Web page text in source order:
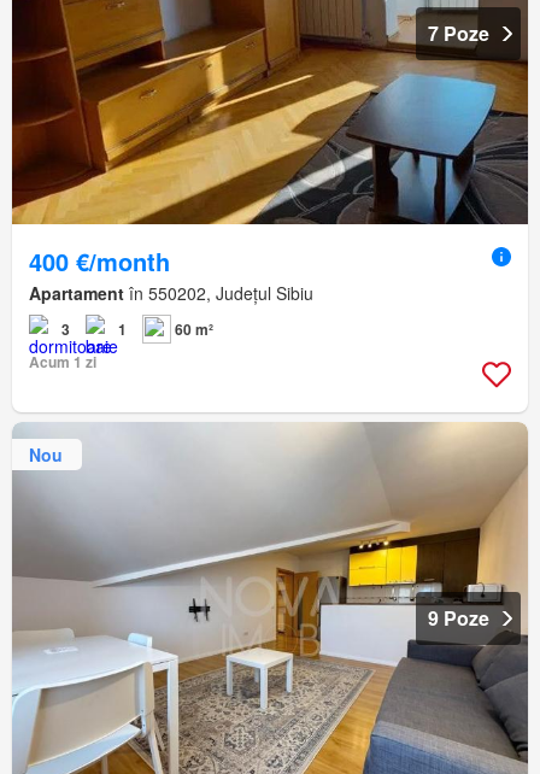
7 Poze
400 €/month
Apartament în 550202, Județul Sibiu
3 1
60 m²
Acum 1 zi
Nou
9 Poze